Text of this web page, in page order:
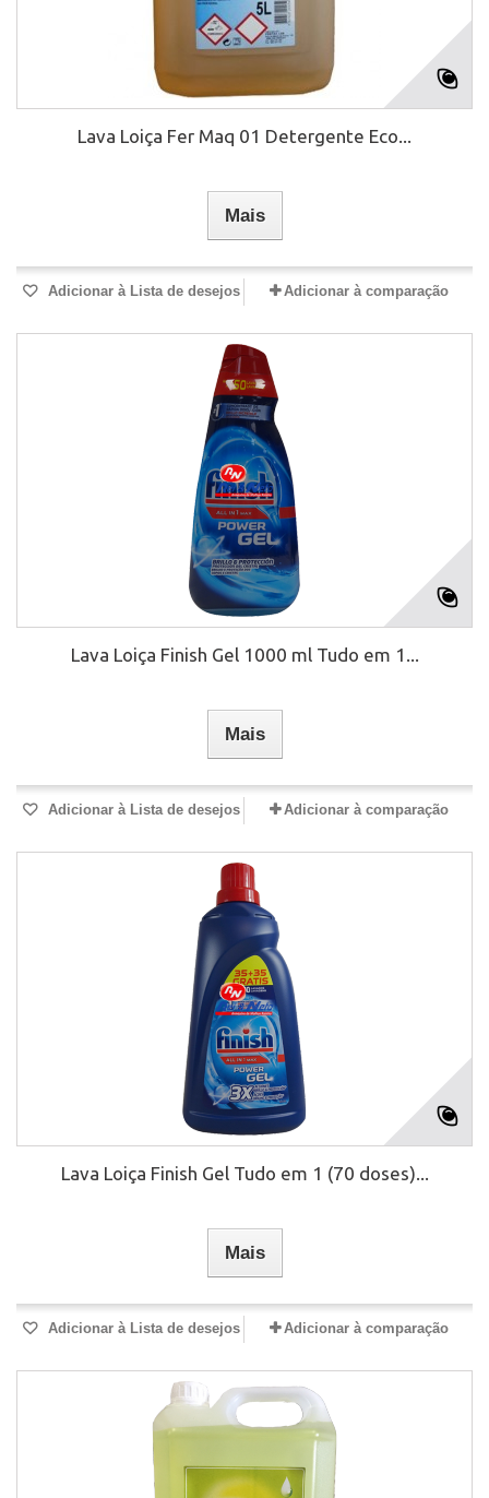
Lava Loiça Fer Maq 01 Detergente Eco...
Mais
Adicionar à Lista de desejos Adicionar à comparação
Lava Loiça Finish Gel 1000 ml Tudo em 1...
Mais
Adicionar à Lista de desejos Adicionar à comparação
Lava Loiça Finish Gel Tudo em 1 (70 doses)...
Mais
Adicionar à Lista de desejos Adicionar à comparação